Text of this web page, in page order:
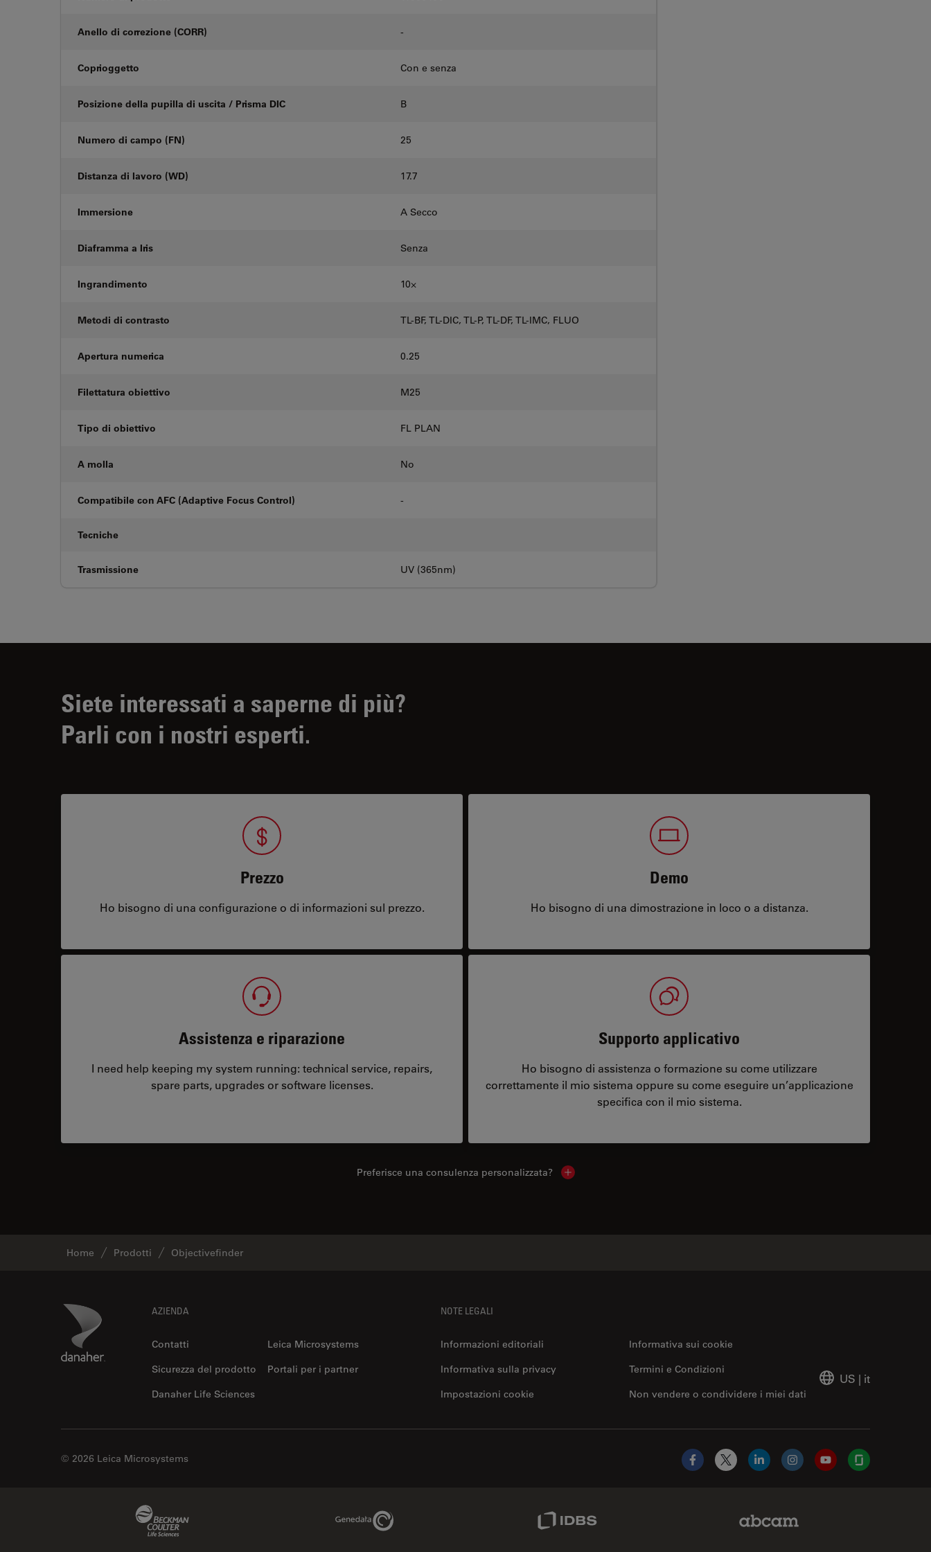
Anello di correzione (CORR) -
Coprioggetto Con e senza
Posizione della pupilla di uscita / Prisma DIC B
Numero di campo (FN) 25
Distanza di lavoro (WD) 17.7
Immersione A Secco
Diaframma a Iris Senza
Ingrandimento 10⨉
Metodi di contrasto TL-BF, TL-DIC, TL-P, TL-DF, TL-IMC, FLUO
Apertura numerica 0.25
Filettatura obiettivo M25
Tipo di obiettivo FL PLAN
A molla No
Compatibile con AFC (Adaptive Focus Control) -
Tecniche
Trasmissione UV (365nm)
Siete interessati a saperne di più?
Parli con i nostri esperti.
Prezzo
Ho bisogno di una configurazione o di informazioni sul prezzo.
Demo
Ho bisogno di una dimostrazione in loco o a distanza.
Assistenza e riparazione
I need help keeping my system running: technical service, repairs,
spare parts, upgrades or software licenses.
Supporto applicativo
Ho bisogno di assistenza o formazione su come utilizzare
correttamente il mio sistema oppure su come eseguire un’applicazione
specifica con il mio sistema.
Preferisce una consulenza personalizzata? Show local contacts
Home Prodotti Objectivefinder
Danaher Logo AZIENDA
Contatti
Leica Microsystems
Sicurezza del prodotto
Portali per i partner
Danaher Life Sciences
NOTE LEGALI
Informazioni editoriali
Informativa sui cookie
Informativa sulla privacy
Non vendere o condividere i miei dati
Termini e Condizioni
Impostazioni cookie
US | it
© 2026 Leica Microsystems
Facebook
X LinkedInInstagramYouTubeGlassdoor
Genedata Link